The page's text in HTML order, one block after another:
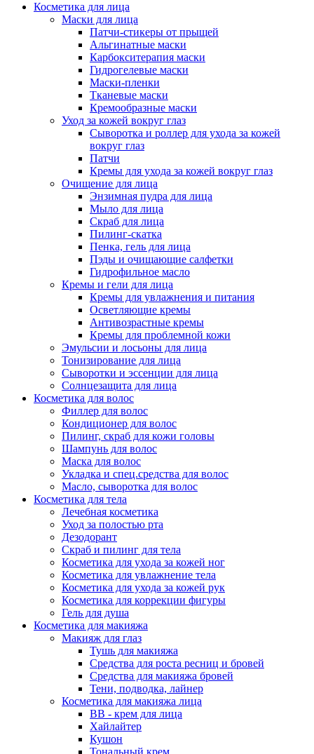
Косметика для лица
Маски для лица
Патчи-стикеры от прыщей
Альгинатные маски
Карбокситерапия маски
Гидрогелевые маски
Маски-пленки
Тканевые маски
Кремообразные маски
Уход за кожей вокруг глаз
Сыворотка и роллер для ухода за кожей
вокруг глаз
Патчи
Кремы для ухода за кожей вокруг глаз
Очищение для лица
Энзимная пудра для лица
Мыло для лица
Скраб для лица
Пилинг-скатка
Пенка, гель для лица
Пэды и очищающие салфетки
Гидрофильное масло
Кремы и гели для лица
Кремы для увлажнения и питания
Осветляющие кремы
Антивозрастные кремы
Кремы для проблемной кожи
Эмульсии и лосьоны для лица
Тонизирование для лица
Сыворотки и эссенции для лица
Солнцезащита для лица
Косметика для волос
Филлер для волос
Кондиционер для волос
Пилинг, скраб для кожи головы
Шампунь для волос
Маска для волос
Укладка и спец.средства для волос
Масло, сыворотка для волос
Косметика для тела
Лечебная косметика
Уход за полостью рта
Дезодорант
Скраб и пилинг для тела
Косметика для ухода за кожей ног
Косметика для увлажнение тела
Косметика для ухода за кожей рук
Косметика для коррекции фигуры
Гель для душа
Косметика для макияжа
Макияж для глаз
Тушь для макияжа
Средства для роста ресниц и бровей
Средства для макияжа бровей
Тени, подводка, лайнер
Косметика для макияжа лица
ВВ - крем для лица
Хайлайтер
Кушон
Тональный крем